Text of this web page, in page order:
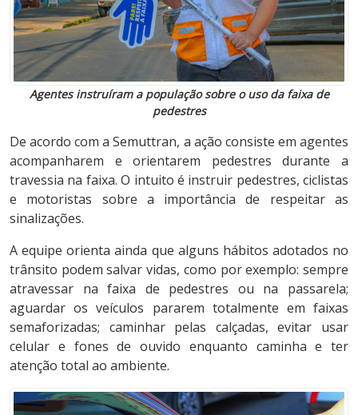
Agentes instruíram a população sobre o uso da faixa de
pedestres
De acordo com a Semuttran, a ação consiste em agentes
acompanharem e orientarem pedestres durante a
travessia na faixa. O intuito é instruir pedestres, ciclistas
e motoristas sobre a importância de respeitar as
sinalizações.
A equipe orienta ainda que alguns hábitos adotados no
trânsito podem salvar vidas, como por exemplo: sempre
atravessar na faixa de pedestres ou na passarela;
aguardar os veículos pararem totalmente em faixas
semaforizadas; caminhar pelas calçadas, evitar usar
celular e fones de ouvido enquanto caminha e ter
atenção total ao ambiente.